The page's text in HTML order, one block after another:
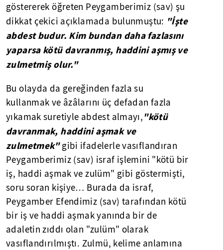
göstererek öğreten Peygamberimiz (sav) şu
dikkat çekici açıklamada bulunmuştu: "İşte
abdest budur. Kim bundan daha fazlasını
yaparsa kötü davranmış, haddini aşmış ve
zulmetmiş olur."
Bu olayda da gereğinden fazla su
kullanmak ve âzâlarını üç defadan fazla
yıkamak suretiyle abdest almayı,"kötü
davranmak, haddini aşmak ve
zulmetmek"gibi ifadelerle vasıflandıran
Peygamberimiz (sav) israf işlemini "kötü bir
iş, haddi aşmak ve zulüm" gibi göstermişti,
soru soran kişiye… Burada da israf,
Peygamber Efendimiz (sav) tarafından kötü
bir iş ve haddi aşmak yanında bir de
adaletin zıddı olan "zulüm" olarak
vasıflandırılmıştı. Zulmü, kelime anlamına